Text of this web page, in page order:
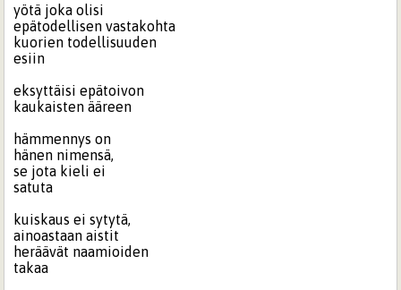
yötä joka olisi
epätodellisen vastakohta
kuorien todellisuuden
esiin
eksyttäisi epätoivon
kaukaisten ääreen
hämmennys on
hänen nimensä,
se jota kieli ei
satuta
kuiskaus ei sytytä,
ainoastaan aistit
heräävät naamioiden
takaa